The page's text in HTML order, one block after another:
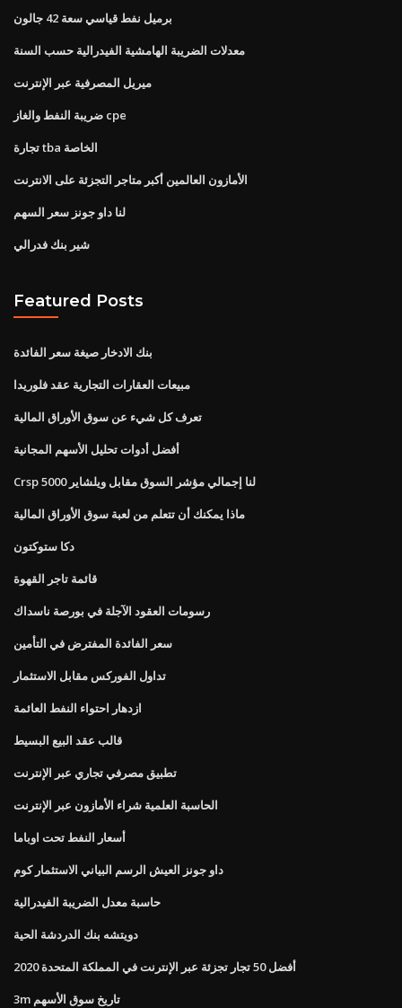
برميل نفط قياسي سعة 42 جالون
معدلات الضريبة الهامشية الفيدرالية حسب السنة
ميريل المصرفية عبر الإنترنت
ضريبة النفط والغاز cpe
تجارة tba الخاصة
الأمازون العالمين أكبر متاجر التجزئة على الانترنت
لنا داو جونز سعر السهم
شير بنك فدرالي
Featured Posts
بنك الادخار صيغة سعر الفائدة
مبيعات العقارات التجارية عقد فلوريدا
تعرف كل شيء عن سوق الأوراق المالية
أفضل أدوات تحليل الأسهم المجانية
Crsp لنا إجمالي مؤشر السوق مقابل ويلشاير 5000
ماذا يمكنك أن تتعلم من لعبة سوق الأوراق المالية
دكا ستوكتون
قائمة تاجر القهوة
رسومات العقود الآجلة في بورصة ناسداك
سعر الفائدة المفترض في التأمين
تداول الفوركس مقابل الاستثمار
ازدهار احتواء النفط العائمة
قالب عقد البيع البسيط
تطبيق مصرفي تجاري عبر الإنترنت
الحاسبة العلمية شراء الأمازون عبر الإنترنت
أسعار النفط تحت اوباما
داو جونز العيش الرسم البياني الاستثمار كوم
حاسبة معدل الضريبة الفيدرالية
دويتشه بنك الدردشة الحية
أفضل 50 تجار تجزئة عبر الإنترنت في المملكة المتحدة 2020
3m تاريخ سوق الأسهم